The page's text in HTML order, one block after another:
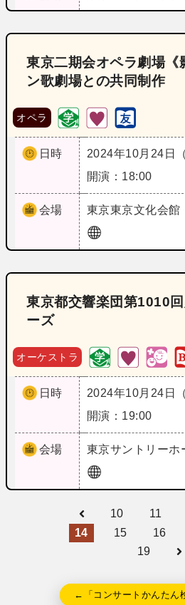
東京二期会オペラ劇場《
ン歌劇場との共同制作
オペラ
日時
2024年10月24日（
開演：18:00
会場 東京東京文化会館
東京都交響楽団第1010
ーズ
オーケストラ
日時
2024年10月24日（
開演：19:00
会場 東京サントリーホ
10 11
14
15 16
19
←「コンサートかんたん